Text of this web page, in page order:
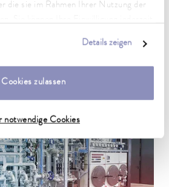
die sie im Rahmen Ihrer Nutzung der
Details zeigen
Cookies zulassen
notwendige Cookies